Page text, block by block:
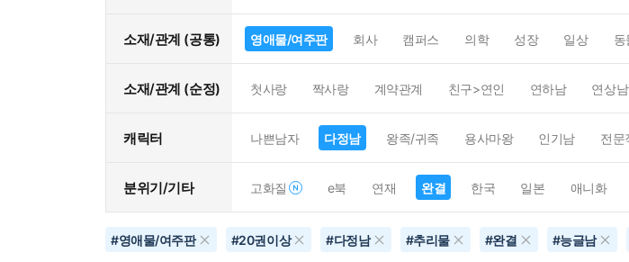
소재/관계 (공통) 영애물/여주판 회사 캠퍼스 의학 성장 일상 동
소재/관계 (순정) 첫사랑 짝사랑 계약관계 친구>연인 연하남 연상남
캐릭터 나쁜남자 다정남 왕족/귀족 용사마왕 인기남 전문
분위기/기타 고화질 e북 연재 완결 한국 일본 애니화
#영애물/여주판 #20권이상 #다정남 #추리물 #완결 #능글남